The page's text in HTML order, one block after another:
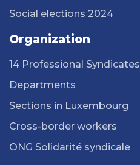
Social elections 2024
Organization
14 Professional Syndicates
Departments
Sections in Luxembourg
Cross-border workers
ONG Solidarité syndicale